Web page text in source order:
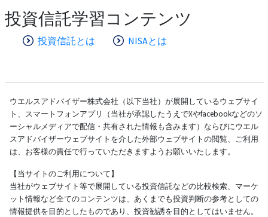
投資信託学習コンテンツ
投資信託とは NISAとは
ウエルスアドバイザー株式会社（以下当社）が展開しているウェブサイ
ト、スマートフォンアプリ（当社が承認したうえでXやfacebookなどのソ
ーシャルメディアで配信・共有された情報も含みます）ならびにウエル
スアドバイザーウェブサイトを介した外部ウェブサイトの閲覧、ご利用
は、お客様の責任で行っていただきますようお願いいたします。
【当サイトのご利用について】
当社がウェブサイト等で展開している投資信託などの比較検索、マーケ
ット情報など全てのコンテンツは、あくまでも投資判断の参考としての
情報提供を目的としたものであり、投資勧誘を目的としてはいません。